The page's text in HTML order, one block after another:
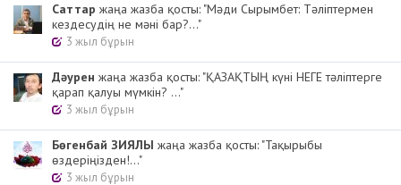
Cаттар жаңа жазба қосты: "Мәди Сырымбет: Тәліптермен
кездесудің не мәні бар?..."
3 жыл бұрын
Дәурен жаңа жазба қосты: "ҚАЗАҚТЫҢ күні НЕГЕ тәліптерге
қарап қалуы мүмкін? ..."
3 жыл бұрын
Бөгенбай ЗИЯЛЫ жаңа жазба қосты: "Тақырыбы
өздеріңізден!..."
3 жыл бұрын